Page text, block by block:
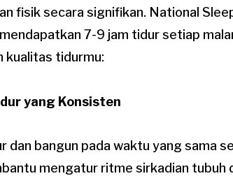
fisik secara signifikan. National
7-9 jam tidur setiap
kualitas tidurmu:
yang Konsisten
dan bangun pada waktu yang sama
mengatur ritme sirkadian tubuh